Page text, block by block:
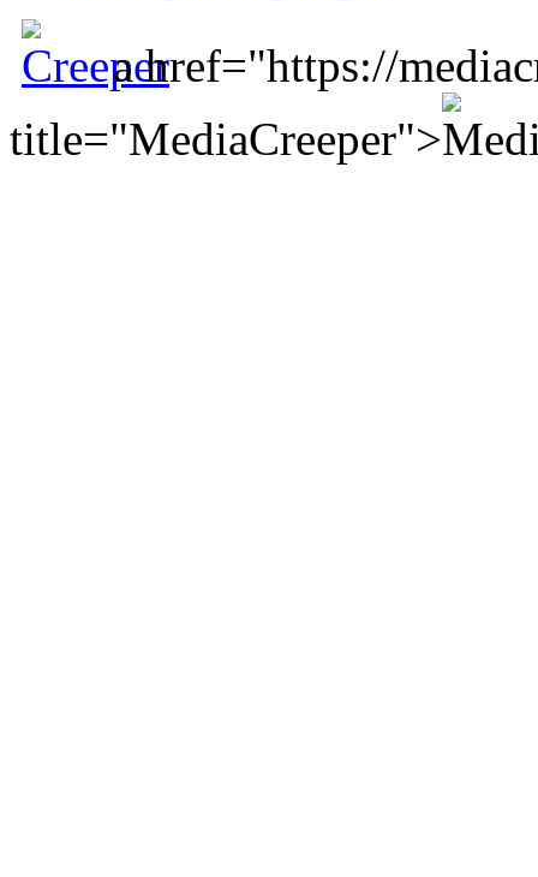
a href="https://
title="MediaCreeper">